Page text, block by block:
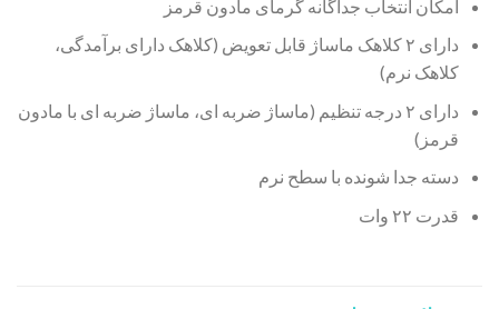
امکان انتخاب جداگانه گرمای مادون قرمز
دارای ۲ کلاهک ماساژ قابل تعویض (کلاهک دارای برآمدگی،
کلاهک نرم)
دارای ۲ درجه تنظیم (ماساژ ضربه ای، ماساژ ضربه ای با مادون
قرمز)
دسته جدا شونده با سطح نرم
قدرت ۲۲ وات